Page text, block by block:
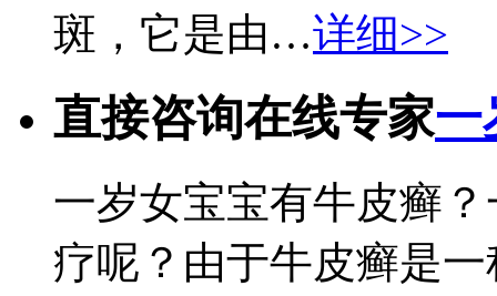
斑，它是由…详细>>
直接咨询在线专家一
一岁女宝宝有牛皮癣
疗呢？由于牛皮癣是